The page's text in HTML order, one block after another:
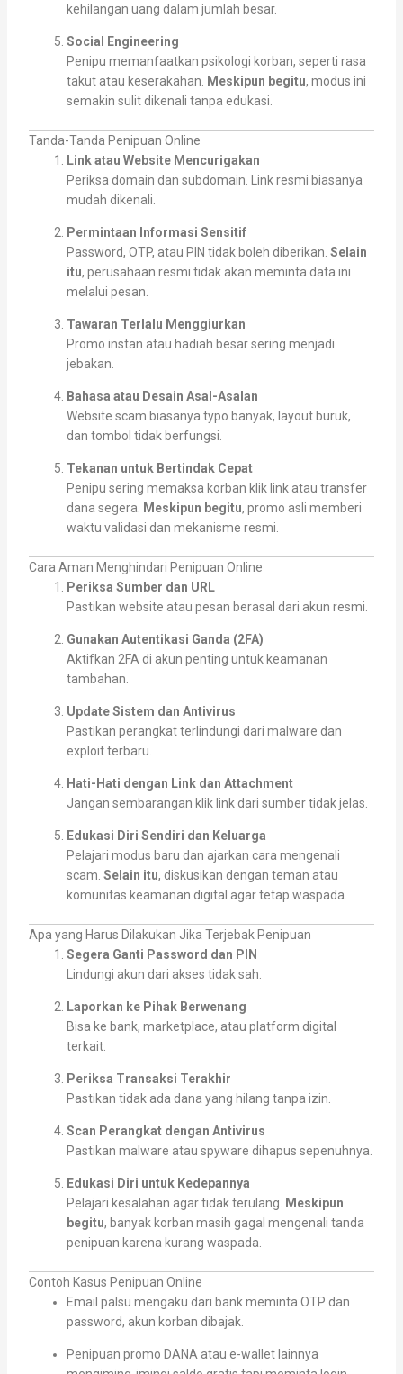
kehilangan uang dalam jumlah besar.
Social Engineering
Penipu memanfaatkan psikologi korban, seperti rasa
takut atau keserakahan. Meskipun begitu, modus ini
semakin sulit dikenali tanpa edukasi.
Tanda-Tanda Penipuan Online
Link atau Website Mencurigakan
Periksa domain dan subdomain. Link resmi biasanya
mudah dikenali.
Permintaan Informasi Sensitif
Password, OTP, atau PIN tidak boleh diberikan. Selain
itu, perusahaan resmi tidak akan meminta data ini
melalui pesan.
Tawaran Terlalu Menggiurkan
Promo instan atau hadiah besar sering menjadi
jebakan.
Bahasa atau Desain Asal-Asalan
Website scam biasanya typo banyak, layout buruk,
dan tombol tidak berfungsi.
Tekanan untuk Bertindak Cepat
Penipu sering memaksa korban klik link atau transfer
dana segera. Meskipun begitu, promo asli memberi
waktu validasi dan mekanisme resmi.
Cara Aman Menghindari Penipuan Online
Periksa Sumber dan URL
Pastikan website atau pesan berasal dari akun resmi.
Gunakan Autentikasi Ganda (2FA)
Aktifkan 2FA di akun penting untuk keamanan
tambahan.
Update Sistem dan Antivirus
Pastikan perangkat terlindungi dari malware dan
exploit terbaru.
Hati-Hati dengan Link dan Attachment
Jangan sembarangan klik link dari sumber tidak jelas.
Edukasi Diri Sendiri dan Keluarga
Pelajari modus baru dan ajarkan cara mengenali
scam. Selain itu, diskusikan dengan teman atau
komunitas keamanan digital agar tetap waspada.
Apa yang Harus Dilakukan Jika Terjebak Penipuan
Segera Ganti Password dan PIN
Lindungi akun dari akses tidak sah.
Laporkan ke Pihak Berwenang
Bisa ke bank, marketplace, atau platform digital
terkait.
Periksa Transaksi Terakhir
Pastikan tidak ada dana yang hilang tanpa izin.
Scan Perangkat dengan Antivirus
Pastikan malware atau spyware dihapus sepenuhnya.
Edukasi Diri untuk Kedepannya
Pelajari kesalahan agar tidak terulang. Meskipun
begitu, banyak korban masih gagal mengenali tanda
penipuan karena kurang waspada.
Contoh Kasus Penipuan Online
Email palsu mengaku dari bank meminta OTP dan
password, akun korban dibajak.
Penipuan promo DANA atau e-wallet lainnya